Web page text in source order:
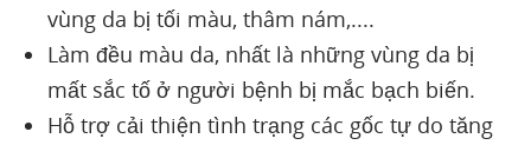
vùng da bị tối màu, thâm nám,....
Làm đều màu da, nhất là những vùng da bị
mất sắc tố ở người bệnh bị mắc bạch biến.
Hỗ trợ cải thiện tình trạng các gốc tự do tăng